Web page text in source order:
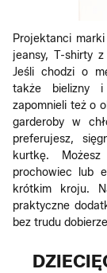
Projektanci
jeansy, T-shirty
Jeśli chodzi o
także bielizny i
zapomnieli też o
garderoby w
preferujesz,
kurtkę.
prochowiec lub
krótkim kroju.
praktyczne
bez trudu